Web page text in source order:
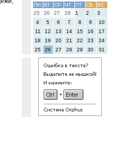
ПН
ВТ СР ЧТ ПТ СБ
ВС
25
26 27 28 1 2
3
4
5 6 7 8 9
10
11
12 13 14 15 16
17
18
19 20 21 22 23
24
25
26 27 28 29 30 31